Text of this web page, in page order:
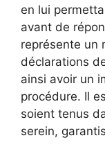
en lui
avant de
représente un
déclarations
ainsi avoir un
procédure. Il
soient tenus
serein,